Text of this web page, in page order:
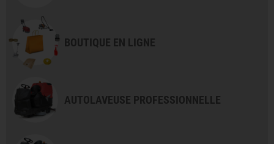
BOUTIQUE EN LIGNE
AUTOLAVEUSE PROFESSIONNELLE